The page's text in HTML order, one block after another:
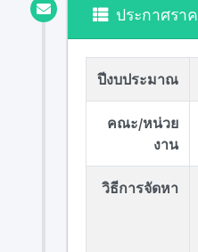
ประกาศรา
ปีงบประมาณ
คณะ/หน่วย
งาน
วิธีการจัดหา